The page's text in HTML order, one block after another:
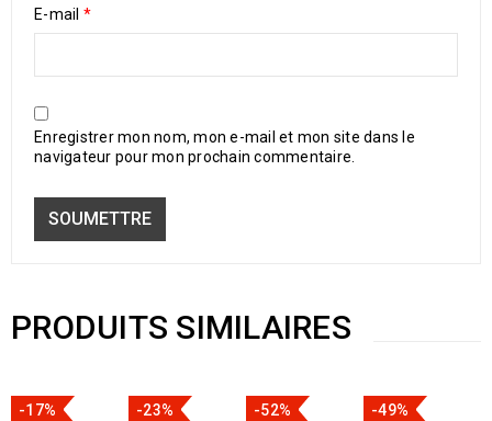
E-mail *
Enregistrer mon nom, mon e-mail et mon site dans le
navigateur pour mon prochain commentaire.
PRODUITS SIMILAIRES
-17% -23% -52% -49%